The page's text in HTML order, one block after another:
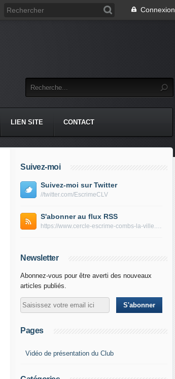
Connexion
LIEN SITE CONTACT
Suivez-moi
Suivez-moi sur Twitter
//twitter.com/EscrimeCLV
S'abonner au flux RSS
https://www.cercle-escrime-combs-la-ville.fr/rss
Newsletter
Abonnez-vous pour être averti des nouveaux
articles publiés.
Pages
Vidéo de présentation du Club